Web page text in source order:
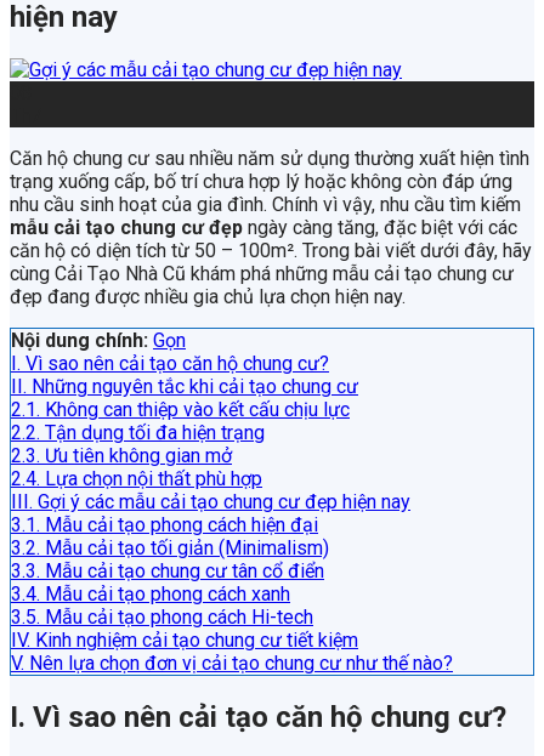
hiện nay
Căn hộ chung cư sau nhiều năm sử dụng thường xuất hiện tình
trạng xuống cấp, bố trí chưa hợp lý hoặc không còn đáp ứng
nhu cầu sinh hoạt của gia đình. Chính vì vậy, nhu cầu tìm kiếm
mẫu cải tạo chung cư đẹp ngày càng tăng, đặc biệt với các
căn hộ có diện tích từ 50 – 100m². Trong bài viết dưới đây, hãy
cùng Cải Tạo Nhà Cũ khám phá những mẫu cải tạo chung cư
đẹp đang được nhiều gia chủ lựa chọn hiện nay.
Nội dung chính: Gọn
I. Vì sao nên cải tạo căn hộ chung cư?
II. Những nguyên tắc khi cải tạo chung cư
2.1. Không can thiệp vào kết cấu chịu lực
2.2. Tận dụng tối đa hiện trạng
2.3. Ưu tiên không gian mở
2.4. Lựa chọn nội thất phù hợp
III. Gợi ý các mẫu cải tạo chung cư đẹp hiện nay
3.1. Mẫu cải tạo phong cách hiện đại
3.2. Mẫu cải tạo tối giản (Minimalism)
3.3. Mẫu cải tạo chung cư tân cổ điển
3.4. Mẫu cải tạo phong cách xanh
3.5. Mẫu cải tạo phong cách Hi-tech
IV. Kinh nghiệm cải tạo chung cư tiết kiệm
V. Nên lựa chọn đơn vị cải tạo chung cư như thế nào?
I. Vì sao nên cải tạo căn hộ chung cư?